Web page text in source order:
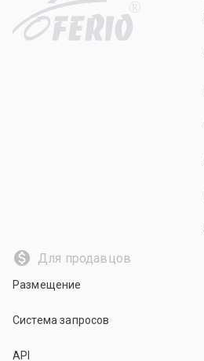
R
Для продавцов
Размещение
Система запросов
API